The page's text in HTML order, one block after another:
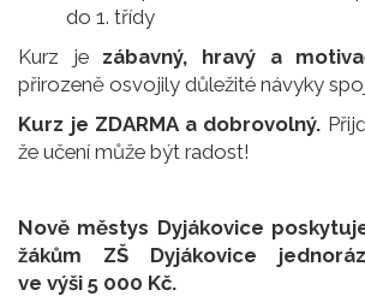
do 1. třídy
Kurz je zábavný, hravý a
přirozeně osvojily důležité návyky
Kurz je ZDARMA a dobrovolný.
že učení může být radost!
Nově městys Dyjákovice
žákům ZŠ Dyjákovice
ve výši 5 000 Kč.